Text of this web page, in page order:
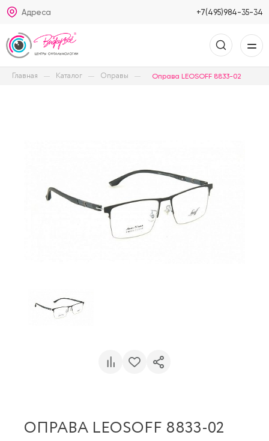
Адреса +7(495)984-35-34
Главная Каталог Оправы Оправа LEOSOFF 8833-02
ОПРАВА LEOSOFF 8833-02